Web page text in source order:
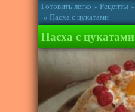
Готовить легко » Рецепты »
» Пасха с цукатами
Пасха с цукатами